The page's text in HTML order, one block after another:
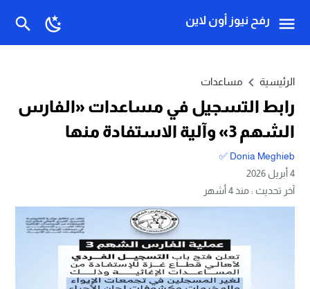
رفح نيوز أون لاين
الرئيسية مساعدات
رابط التسجيل في مساعدات «الفارس
الشهم 3» وآلية الاستفادة منها
Donia Meghieb ✅
4 أبريل 2026
آخر تحديث :منذ 4 أشهر